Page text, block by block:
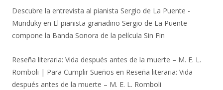
Descubre la entrevista al pianista Sergio de La Puente -
Munduky en El pianista granadino Sergio de La Puente
compone la Banda Sonora de la película Sin Fin
Reseña literaria: Vida después antes de la muerte – M. E. L.
Romboli | Para Cumplir Sueños en Reseña literaria: Vida
después antes de la muerte – M. E. L. Romboli